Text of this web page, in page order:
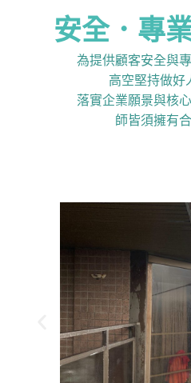
安全．專
為提供顧客安全與
高空堅持做好
落實企業願景與核
師皆須擁有